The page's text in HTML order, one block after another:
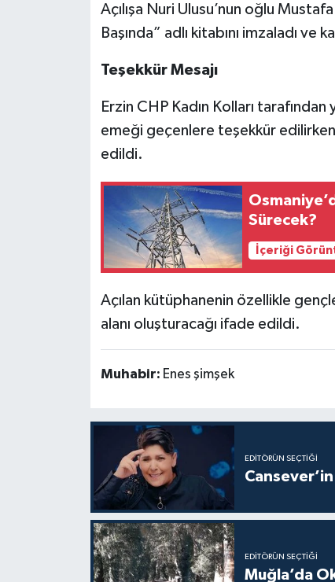
Açılışa Nuri Ulusu’nun oğlu
Başında” adlı kitabını imzaladı ve
Teşekkür Mesajı
Erzin CHP Kadın Kolları
emeği geçenlere teşekkür edilirken,
edildi.
Sürecek?
İçeriği
Açılan kütüphanenin özellikle
alanı oluşturacağı ifade edildi.
Muhabir: Enes şimşek
EDITÖRÜN SEÇTIĞI
EDITÖRÜN SEÇTIĞI
Muğla’da